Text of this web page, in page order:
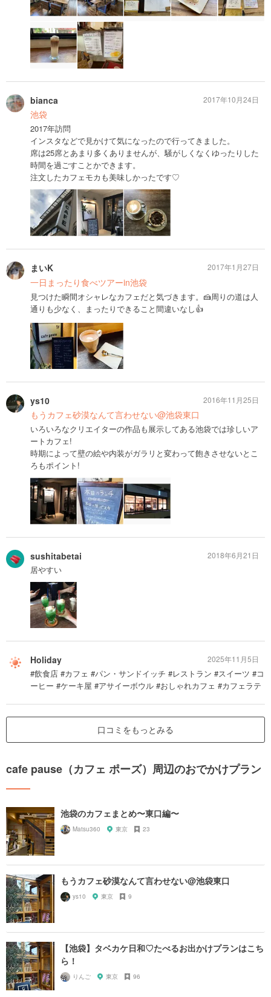
bianca
池袋
2017年訪問
インスタなどで見かけて気になったので行ってきました。
席は25席とあまり多くありませんが、騒がしくなくゆったりした
時間を過ごすことかできます。
注文したカフェモカも美味しかったです♡
2017年10月24日
まいK
一日まったり食べツアーin池袋
見つけた瞬間オシャレなカフェだと気づきます。🍰周りの道は人
通りも少なく、まったりできること間違いなし👍
2017年1月27日
ys10
もうカフェ砂漠なんて言わせない@池袋東口
いろいろなクリエイターの作品も展示してある池袋では珍しいア
ートカフェ!
時期によって壁の絵や内装がガラリと変わって飽きさせないとこ
ろもポイント!
2016年11月25日
sushitabetai
居やすい
2018年6月21日
Holiday
#飲食店 #カフェ #パン・サンドイッチ #レストラン #スイーツ #コ
ーヒー #ケーキ屋 #アサイーボウル #おしゃれカフェ #カフェラテ
2025年11月5日
口コミをもっとみる
cafe pause（カフェ ポーズ）周辺のおでかけプラン
池袋のカフェまとめ〜東口編〜
Matsu360 東京 23
もうカフェ砂漠なんて言わせない@池袋東口
ys10 東京 9
【池袋】タベカケ日和♡たべるお出かけプランはこち
ら！
りんご 東京 96